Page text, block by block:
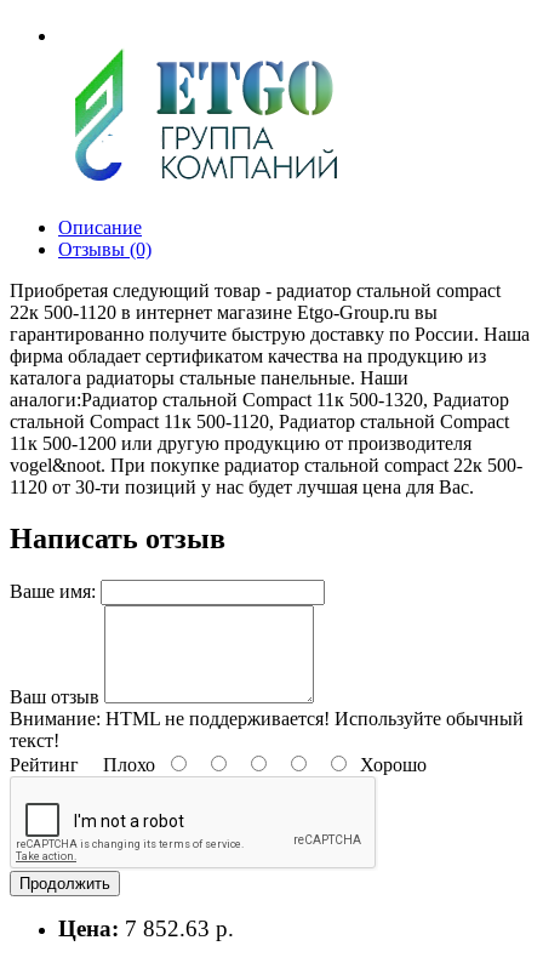
Описание
Отзывы (0)
Приобретая следующий товар - радиатор стальной compact
22к 500-1120 в интернет магазине Etgo-Group.ru вы
гарантированно получите быструю доставку по России. Наша
фирма обладает сертификатом качества на продукцию из
каталога радиаторы стальные панельные. Наши
аналоги:Радиатор стальной Compact 11к 500-1320, Радиатор
стальной Compact 11к 500-1120, Радиатор стальной Compact
11к 500-1200 или другую продукцию от производителя
vogel&noot. При покупке радиатор стальной compact 22к 500-
1120 от 30-ти позиций у нас будет лучшая цена для Вас.
Написать отзыв
Ваше имя:
Ваш отзыв
Внимание: HTML не поддерживается! Используйте обычный
текст!
Рейтинг Плохо Хорошо
Продолжить
Цена: 7 852.63 р.